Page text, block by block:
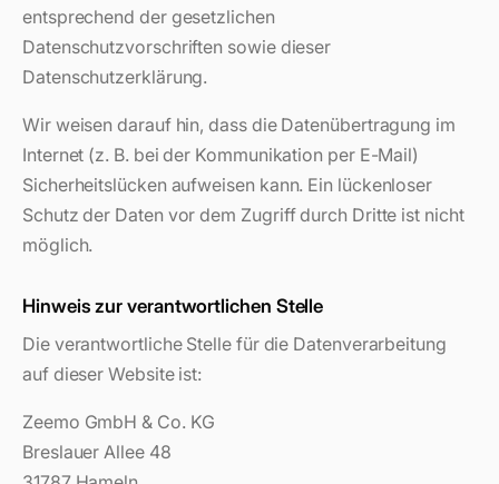
entsprechend der gesetzlichen
Datenschutzvorschriften sowie dieser
Datenschutzerklärung.
Wir weisen darauf hin, dass die Datenübertragung im
Internet (z. B. bei der Kommunikation per E-Mail)
Sicherheitslücken aufweisen kann. Ein lückenloser
Schutz der Daten vor dem Zugriff durch Dritte ist nicht
möglich.
Hinweis zur verantwortlichen Stelle
Die verantwortliche Stelle für die Datenverarbeitung
auf dieser Website ist:
Zeemo GmbH & Co. KG
Breslauer Allee 48